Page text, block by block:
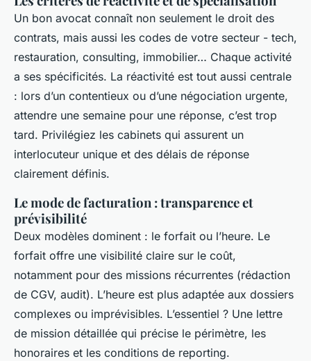
Un bon avocat connaît non seulement le droit des
contrats, mais aussi les codes de votre secteur - tech,
restauration, consulting, immobilier… Chaque activité
a ses spécificités. La réactivité est tout aussi centrale
: lors d’un contentieux ou d’une négociation urgente,
attendre une semaine pour une réponse, c’est trop
tard. Privilégiez les cabinets qui assurent un
interlocuteur unique et des délais de réponse
clairement définis.
Le mode de facturation : transparence et
prévisibilité
Deux modèles dominent : le forfait ou l’heure. Le
forfait offre une visibilité claire sur le coût,
notamment pour des missions récurrentes (rédaction
de CGV, audit). L’heure est plus adaptée aux dossiers
complexes ou imprévisibles. L’essentiel ? Une lettre
de mission détaillée qui précise le périmètre, les
honoraires et les conditions de reporting.